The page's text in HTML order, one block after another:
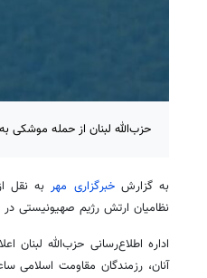
حزب‌الله لبنان از حمله موشکی
به گزارش خبرگزاری مهربه نقل
نظامیان ارتش رژیم صهیونیستی
اداره اطلاع‌رسانی حزب‌الله